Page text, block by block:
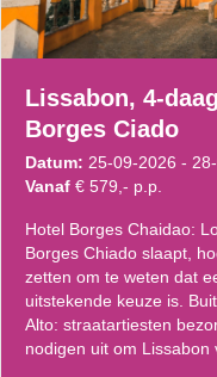
Lissabon, 4-
Borges Ciado
Datum: 25-09-2026 -
Vanaf € 579,- p.p.
Hotel Borges Chaidao:
Borges Chiado slaapt,
zetten om te weten dat
uitstekende keuze is.
Alto: straatartiesten
nodigen uit om Lissabon